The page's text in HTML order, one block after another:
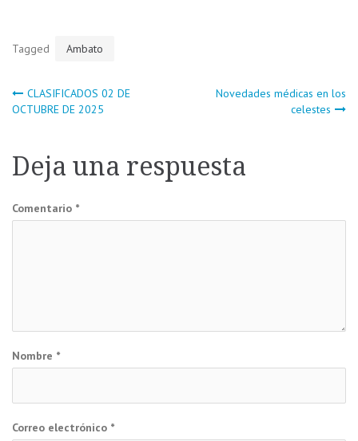
Tagged Ambato
Navegación
entradas
CLASIFICADOS 02 DE
OCTUBRE DE 2025
Novedades médicas en los
celestes
Deja una respuesta
Comentario *
Nombre *
Correo electrónico *